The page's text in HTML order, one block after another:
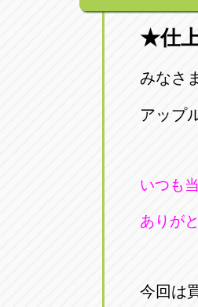
アップル一宮
愛知県一宮市
アップル春日
愛知県春日井
愛知県北名古
★仕
みなさ
アップ
いつも
ありが
今回は